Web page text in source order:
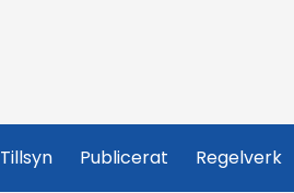
Tillsyn Publicerat Regelverk